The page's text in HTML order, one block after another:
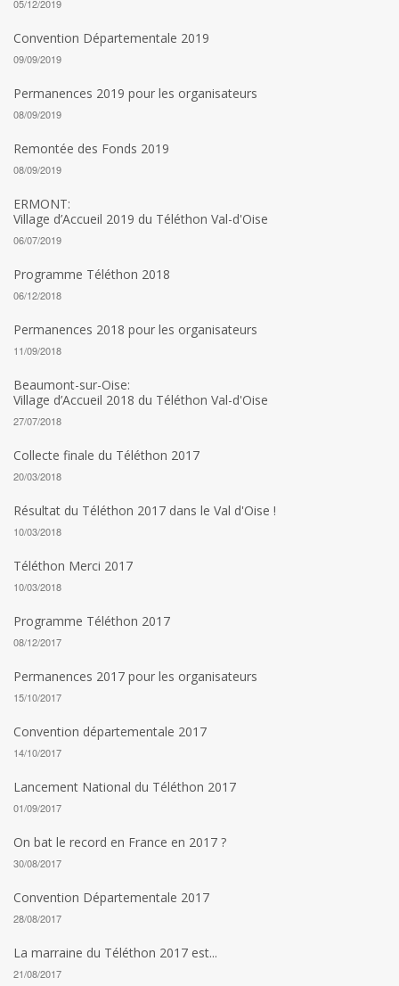
05/12/2019
Convention Départementale 2019
09/09/2019
Permanences 2019 pour les organisateurs
08/09/2019
Remontée des Fonds 2019
08/09/2019
ERMONT:
Village d’Accueil 2019 du Téléthon Val-d'Oise
06/07/2019
Programme Téléthon 2018
06/12/2018
Permanences 2018 pour les organisateurs
11/09/2018
Beaumont-sur-Oise:
Village d’Accueil 2018 du Téléthon Val-d'Oise
27/07/2018
Collecte finale du Téléthon 2017
20/03/2018
Résultat du Téléthon 2017 dans le Val d'Oise !
10/03/2018
Téléthon Merci 2017
10/03/2018
Programme Téléthon 2017
08/12/2017
Permanences 2017 pour les organisateurs
15/10/2017
Convention départementale 2017
14/10/2017
Lancement National du Téléthon 2017
01/09/2017
On bat le record en France en 2017 ?
30/08/2017
Convention Départementale 2017
28/08/2017
La marraine du Téléthon 2017 est...
21/08/2017